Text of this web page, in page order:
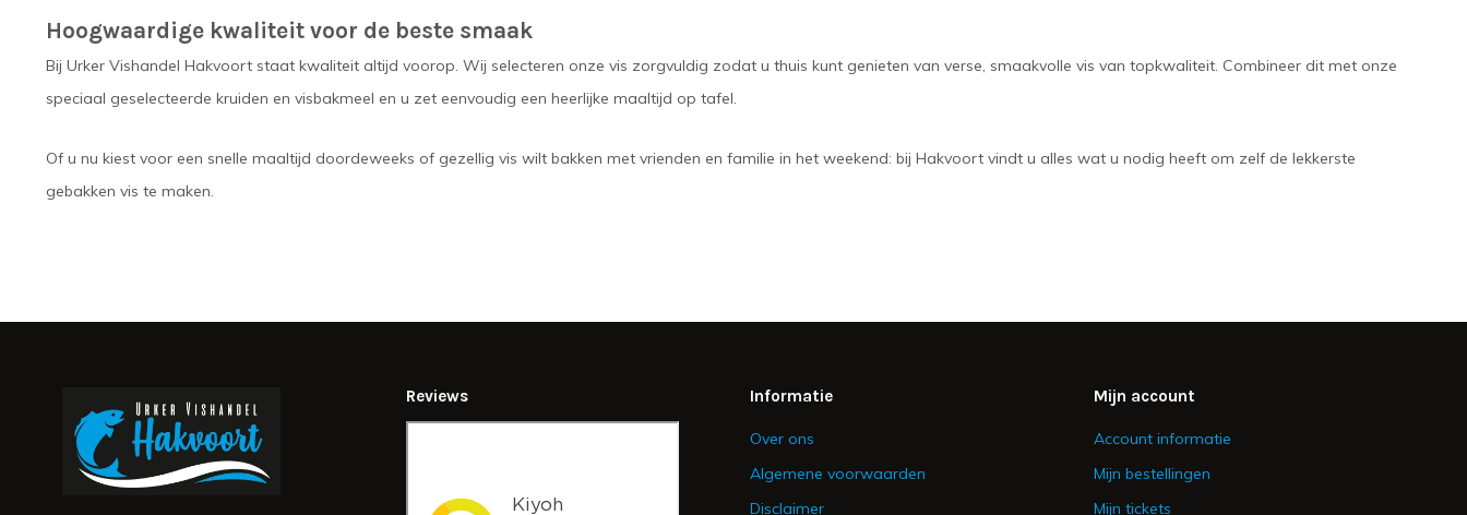
Hoogwaardige kwaliteit voor de beste smaak
Bij Urker Vishandel Hakvoort staat kwaliteit altijd voorop. Wij selecteren onze vis zorgvuldig zodat u thuis kunt genieten van verse, smaakvolle vis van topkwaliteit. Combineer dit met onze
speciaal geselecteerde kruiden en visbakmeel en u zet eenvoudig een heerlijke maaltijd op tafel.
Of u nu kiest voor een snelle maaltijd doordeweeks of gezellig vis wilt bakken met vrienden en familie in het weekend: bij Hakvoort vindt u alles wat u nodig heeft om zelf de lekkerste
gebakken vis te maken.
Reviews Informatie
Over ons
Algemene voorwaarden
Disclaimer
Mijn account
Account informatie
Mijn bestellingen
Mijn tickets